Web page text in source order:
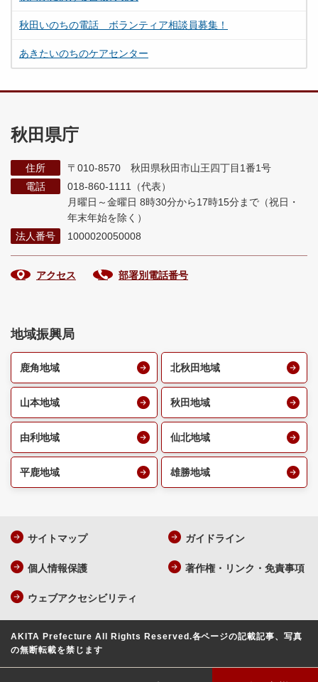
秋田いのちの電話 ボランティア相談員募集！
あきたいのちのケアセンター
秋田県庁
住所
〒010-8570 秋田県秋田市山王四丁目1番1号
電話
018-860-1111（代表）
月曜日～金曜日 8時30分から17時15分まで （祝日・
年末年始を除く）
法人番号
1000020050008
アクセス 部署別電話番号
地域振興局
鹿角地域 北秋田地域
山本地域 秋田地域
由利地域 仙北地域
平鹿地域 雄勝地域
サイトマップ ガイドライン
個人情報保護 著作権・リンク・免責事項
ウェブアクセシビリティ
AKITA Prefecture All Rights Reserved.各ページの記載記事、写真
の無断転載を禁じます